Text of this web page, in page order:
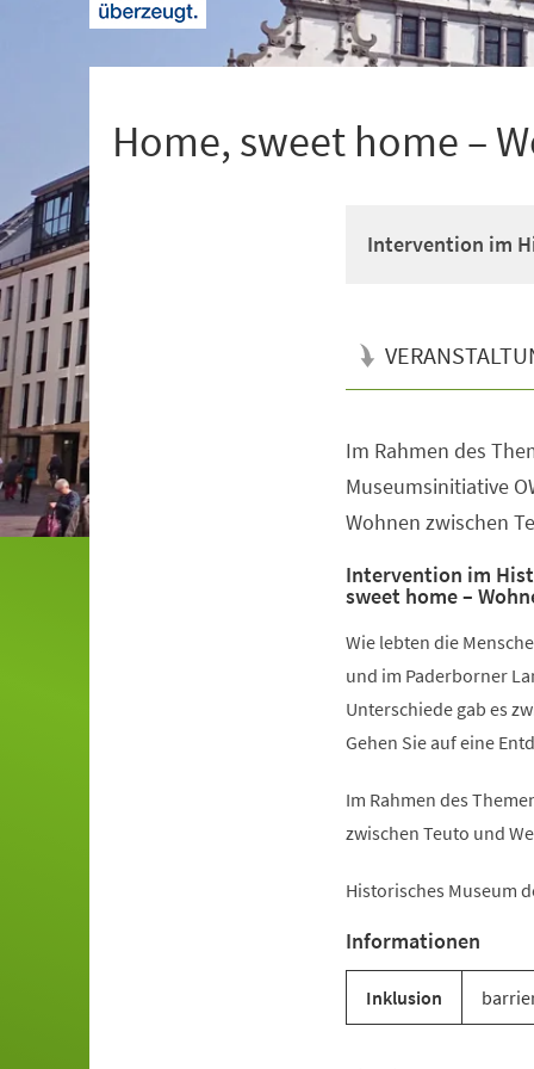
Home, sweet home –
Intervention im
Im Rahmen des
Museumsinitiative
Wohnen zwischen
Intervention im
sweet home –
Wie lebten die
und im Paderborner
Unterschiede gab es
Gehen Sie auf eine
Im Rahmen des
zwischen Teuto und
Historisches Museum
Informationen
Inklusion